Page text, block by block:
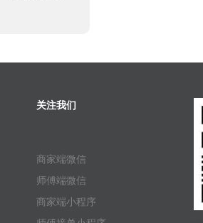
关注我们
商家端微信
师傅端微信
商家端小程序